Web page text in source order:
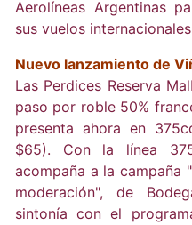
Aerolíneas Argentinas
sus vuelos
Nuevo lanzamiento de
Las Perdices Reserva
paso por roble 50%
presenta ahora en
$65). Con la línea
acompaña a la campaña
moderación", de
sintonía con el